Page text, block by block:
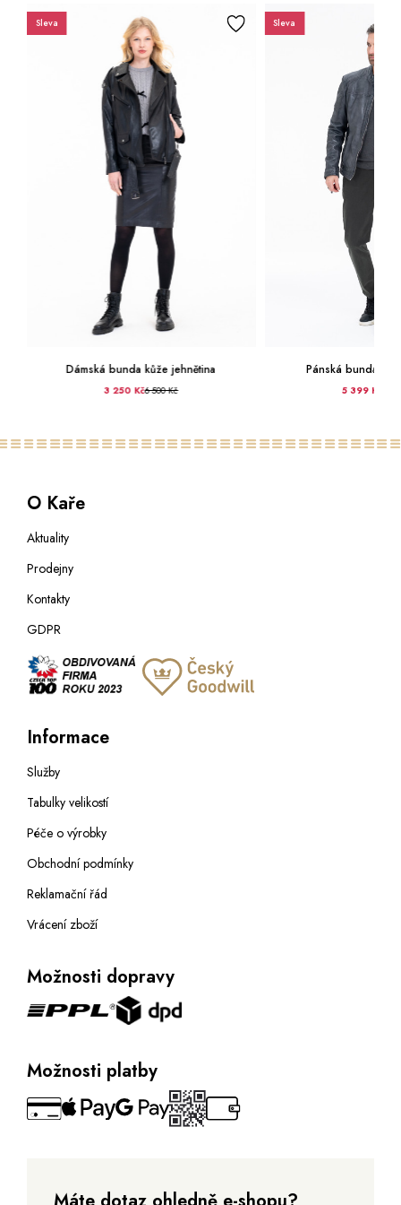
Sleva
Dámská bunda kůže jehnětina
3 250 Kč6 500 Kč
Sleva
Pánská bunda
5 399 Kč
O Kaře
Aktuality
Prodejny
Kontakty
GDPR
Informace
Služby
Tabulky velikostí
Péče o výrobky
Obchodní podmínky
Reklamační řád
Vrácení zboží
Možnosti dopravy
Možnosti platby